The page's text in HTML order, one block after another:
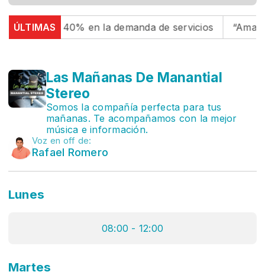
ÚLTIMASdel 40% en la demanda de servicios
Las Mañanas De Manantial
Stereo
Somos la compañía perfecta para tus
mañanas. Te acompañamos con la mejor
música e información.
Voz en off de:
Rafael Romero
Lunes
08:00 - 12:00
Martes